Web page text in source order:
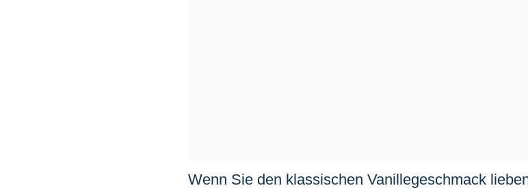
Wenn Sie den klassischen Vanillegeschmack